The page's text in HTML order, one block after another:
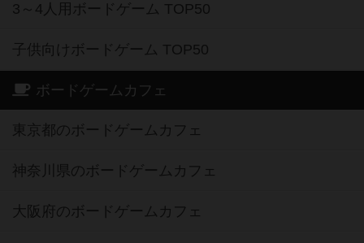
3～4人用ボードゲーム TOP50
子供向けボードゲーム TOP50
ボードゲームカフェ
東京都のボードゲームカフェ
神奈川県のボードゲームカフェ
大阪府のボードゲームカフェ